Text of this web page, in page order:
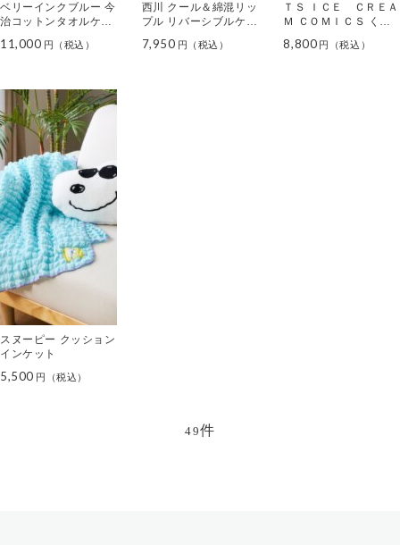
ベリーインクブルー 今
治コットンタオルケッ
11,000
西川 クール＆綿混リッ
プル リバーシブルケッ
7,950
ＴＳ ＩＣＥ ＣＲＥＡ
Ｍ ＣＯＭＩＣＳ くし
＜シングル＞
8,800
スヌーピー クッション
インケット
5,500
49件